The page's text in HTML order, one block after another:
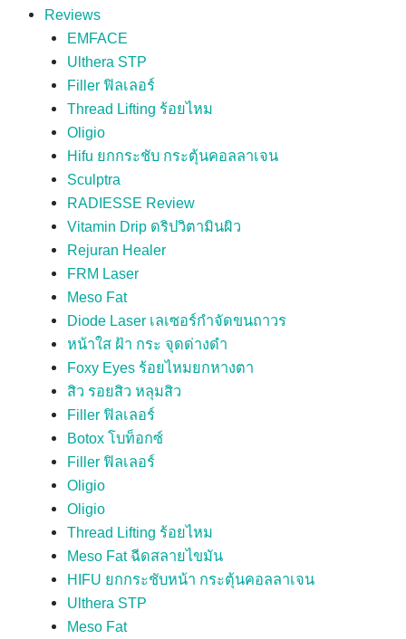
Reviews
EMFACE
Ulthera STP
Filler ฟิลเลอร์
Thread Lifting ร้อยไหม
Oligio
Hifu ยกกระชับ กระตุ้นคอลลาเจน
Sculptra
RADIESSE Review
Vitamin Drip ดริปวิตามินผิว
Rejuran Healer
FRM Laser
Meso Fat
Diode Laser เลเซอร์กำจัดขนถาวร
หน้าใส ฝ้า กระ จุดด่างดำ
Foxy Eyes ร้อยไหมยกหางตา
สิว รอยสิว หลุมสิว
Filler ฟิลเลอร์
Botox โบท็อกซ์
Filler ฟิลเลอร์
Oligio
Oligio
Thread Lifting ร้อยไหม
Meso Fat ฉีดสลายไขมัน
HIFU ยกกระชับหน้า กระตุ้นคอลลาเจน
Ulthera STP
Meso Fat